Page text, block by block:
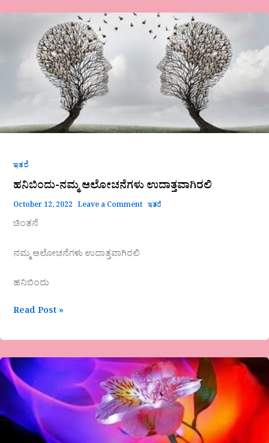
ಇತರೆ
ಹನಿಬಿಂದು-ನಮ್ಮ ಆಲೋಚನೆಗಳು ಉದಾತ್ತವಾಗಿರಲಿ
October 12, 2022 Leave a Comment ಇತರೆ
ಚಿಂತನೆ
ನಮ್ಮ ಆಲೋಚನೆಗಳು ಉದಾತ್ತವಾಗಿರಲಿ
ಹನಿಬಿಂದು
ಆಲೋಚನೆಗಳು
ಉದಾತ್ತವಾಗಿರಲಿ
Read Post »
ವಸಂತ
ವಿ.
ಬೆಕ್ಕೇರಿ-
ಚೆಲುವಿ(ವೆ)-
ನ
ಒಲವು